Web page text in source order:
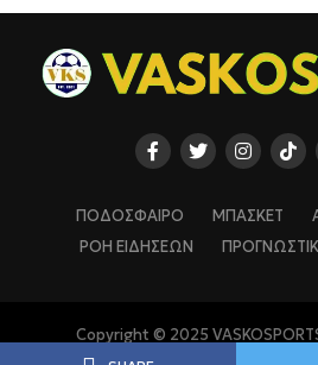
ΠΟΔΟΣΦΑΙΡΟ ΜΠΑΣΚΕΤ
ΡΟΗ ΕΙΔΗΣΕΩΝ
Copyright © 2025